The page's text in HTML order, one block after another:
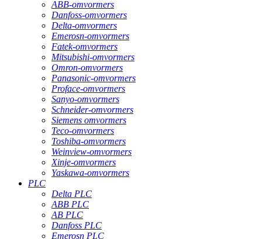
ABB-omvormers
Danfoss-omvormers
Delta-omvormers
Emerosn-omvormers
Fatek-omvormers
Mitsubishi-omvormers
Omron-omvormers
Panasonic-omvormers
Proface-omvormers
Sanyo-omvormers
Schneider-omvormers
Siemens omvormers
Teco-omvormers
Toshiba-omvormers
Weinview-omvormers
Xinje-omvormers
Yaskawa-omvormers
PLC
Delta PLC
ABB PLC
AB PLC
Danfoss PLC
Emerosn PLC